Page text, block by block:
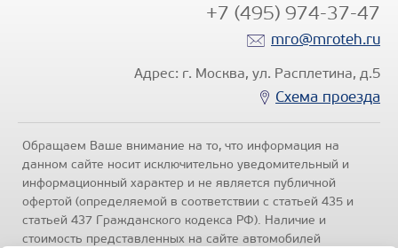
+7 (495) 974-37-47
mro@mroteh.ru
Адрес: г. Москва, ул. Расплетина, д.5
Схема проезда
Обращаем Ваше внимание на то, что информация на
данном сайте носит исключительно уведомительный и
информационный характер и не является публичной
офертой (определяемой в соответствии с статьей 435 и
статьей 437 Гражданского кодекса РФ). Наличие и
стоимость представленных на сайте автомобилей